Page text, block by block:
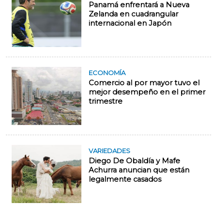
Panamá enfrentará a Nueva
Zelanda en cuadrangular
internacional en Japón
ECONOMÍA
Comercio al por mayor tuvo el
mejor desempeño en el primer
trimestre
VARIEDADES
Diego De Obaldía y Mafe
Achurra anuncian que están
legalmente casados